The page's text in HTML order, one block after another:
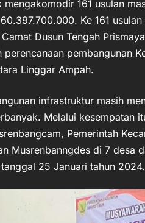
161 usulan
Ke 161
Dusun Tengah
pembangunan
Linggar Ampah.
infrastruktur masih
Melalui kesempatan
Pemerintah
Musrenbanngdes di 7 desa
25 Januari tahun 2024.